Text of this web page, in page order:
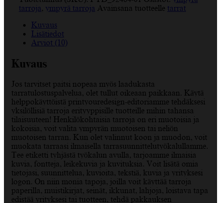
tarroja, ympyrä tarroja Avainsana tuotteelle tarrat
Kuvaus
Lisätiedot
Arviot (10)
Kuvaus
Jos tarvitset paitsi nopeaa myös laadukasta
tarratulostuspalvelua, olet tullut oikeaan paikkaan. Käytä
helppokäyttöistä printyouredesign-editoriamme tehdäksesi
yksilöllisiä tarroja erityyppisille tuotteille mihin tahansa
tilaisuuteen! Henkilökohtaisia tarroja on eri muotoisia ja
kokoisia, voit valita ympyrän muotoisen tai neliön
muotoisen tarran. Kun olet valinnut koon ja muodon, voit
muokata tarraasi ilmaisella tarrasuunnittelutyökalullamme.
Tee etiketti tyhjästä työkalun avulla, tarjoamme ilmaisia
kuvia, fontteja, leikekuvia ja kuvituksia. Voit lisätä omia
tietojasi, suunnittelua, kuvioita, tekstiä, kuvia ja yrityksesi
logon. On niin monia tapoja, joilla voit käyttää tarroja
paperilla, muistikirjat, seinät, ikkunat, lahjoja, loistava tapa
edistää yrityksesi tai tuotteen, tehdä pakkauksen